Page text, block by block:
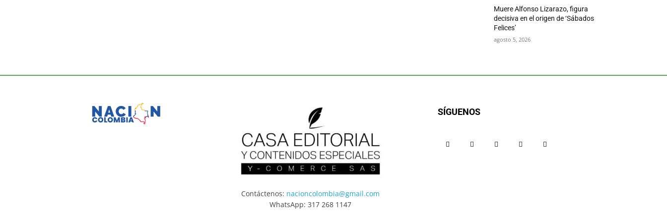
Muere Alfonso Lizarazo, figura
decisiva en el origen de ‘Sábados
Felices’
agosto 5, 2026
Contáctenos: nacioncolombia@gmail.com
WhatsApp: 317 268 1147
SÍGUENOS